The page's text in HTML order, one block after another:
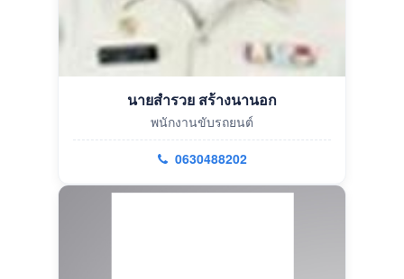
นายสำรวย สร้างนานอก
พนักงานขับรถยนต์
0630488202